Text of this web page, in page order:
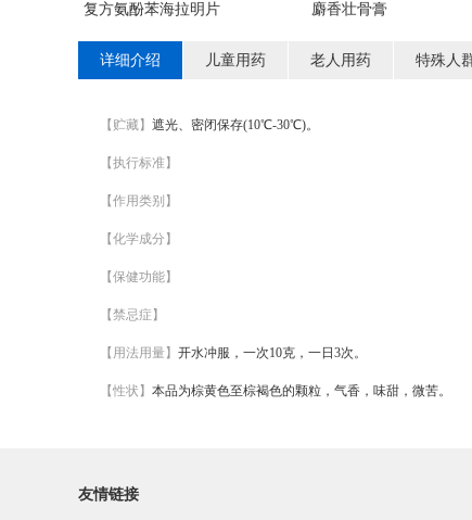
复方氨酚苯海拉明片 麝香壮骨膏
详细介绍 儿童用药 老人用药 特殊人
【贮藏】 遮光、密闭保存(10℃-30℃)。
【执行标准】
【作用类别】
【化学成分】
【保健功能】
【禁忌症】
【用法用量】 开水冲服，一次10克，一日3次。
【性状】 本品为棕黄色至棕褐色的颗粒，气香，味甜，微苦。
友情链接